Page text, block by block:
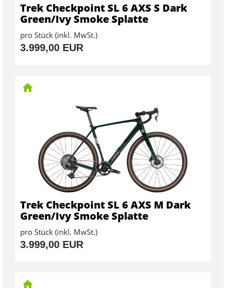
Trek Checkpoint SL 6 AXS S Dark
Green/Ivy Smoke Splatte
pro Stück (inkl. MwSt.)
3.999,00 EUR
Trek Checkpoint SL 6 AXS M Dark
Green/Ivy Smoke Splatte
pro Stück (inkl. MwSt.)
3.999,00 EUR